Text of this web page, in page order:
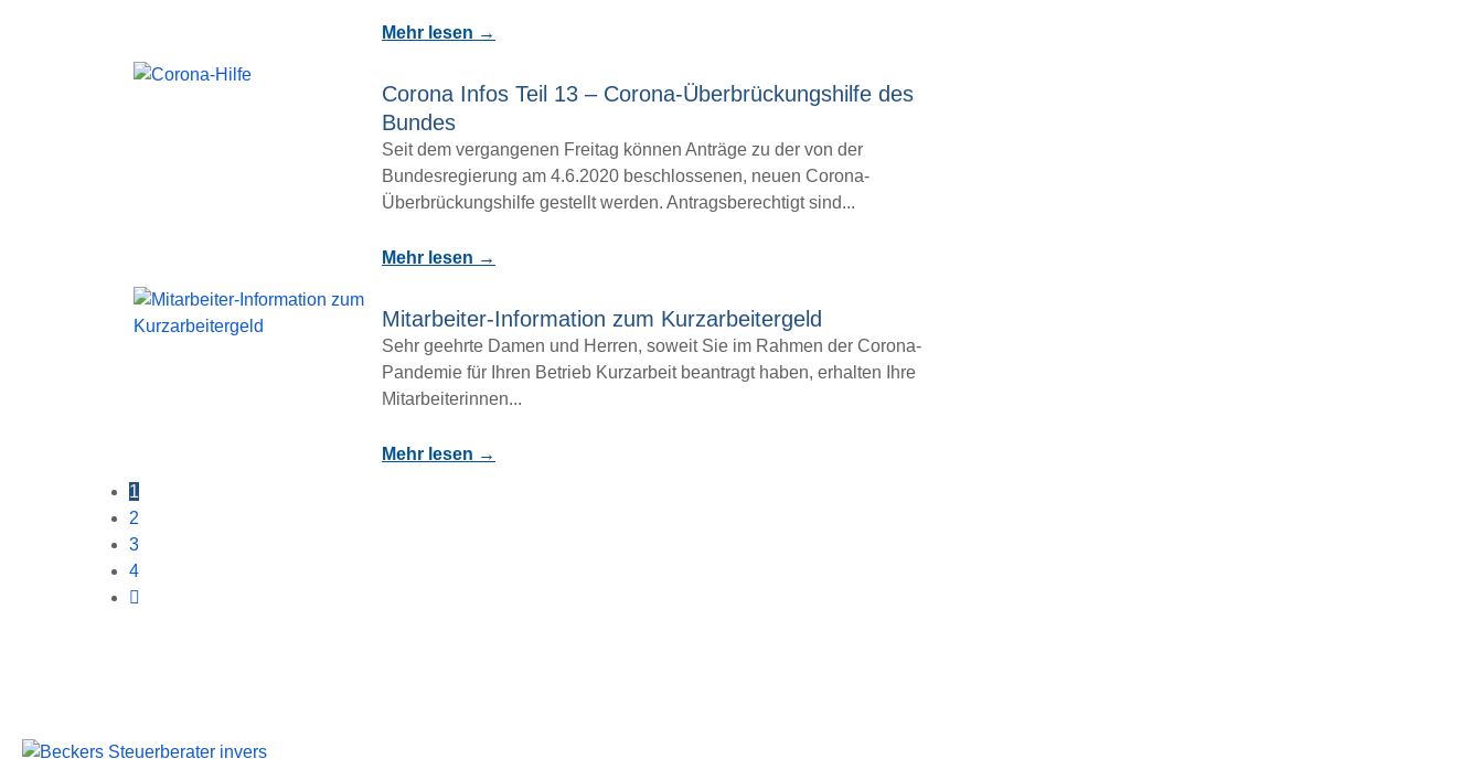
Mehr lesen →
Corona Infos Teil 13 – Corona-Überbrückungshilfe des
Bundes
Seit dem vergangenen Freitag können Anträge zu der von der
Bundesregierung am 4.6.2020 beschlossenen, neuen Corona-
Überbrückungshilfe gestellt werden. Antragsberechtigt sind...
Mehr lesen →
Mitarbeiter-Information zum Kurzarbeitergeld
Sehr geehrte Damen und Herren, soweit Sie im Rahmen der Corona-
Pandemie für Ihren Betrieb Kurzarbeit beantragt haben, erhalten Ihre
Mitarbeiterinnen...
Mehr lesen →
1
2
3
4